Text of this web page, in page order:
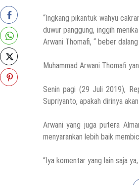
“Ingkang pikantuk wahyu
duwur panggung, inggih
Arwani Thomafi, “ beber dalang
Muhammad Arwani Thomafi
Senin pagi (29 Juli 2019),
Supriyanto, apakah dirinya
Arwani yang juga putera
menyarankan lebih baik
“Iya komentar yang lain saja